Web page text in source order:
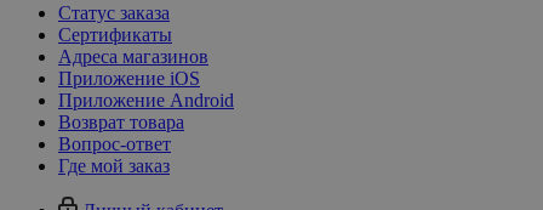
Статус заказа
Сертификаты
Адреса магазинов
Приложение iOS
Приложение Android
Возврат товара
Вопрос-ответ
Где мой заказ